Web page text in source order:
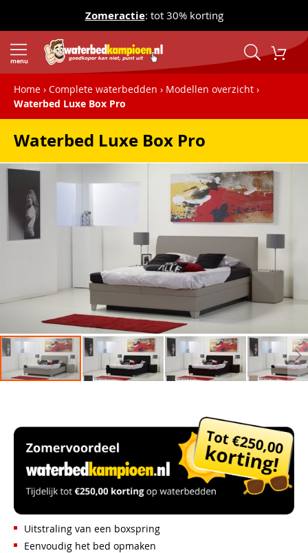
Zomeractie: tot 30% korting
menu
Home Complete waterbedden
Modellen overzicht
Waterbed Luxe Box Pro
Waterbed Luxe Box Pro
Uitstraling van een boxspring
Eenvoudig het bed opmaken